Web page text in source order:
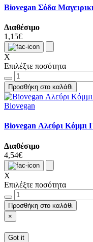
Biovegan Σόδα
Διαθέσιμο
1,15€
X
Επιλέξτε ποσότητα
Προσθήκη στο καλάθι
Biovegan
Biovegan Αλεύρι Κόμμι
Διαθέσιμο
4,54€
X
Επιλέξτε ποσότητα
Προσθήκη στο καλάθι
×
Got it